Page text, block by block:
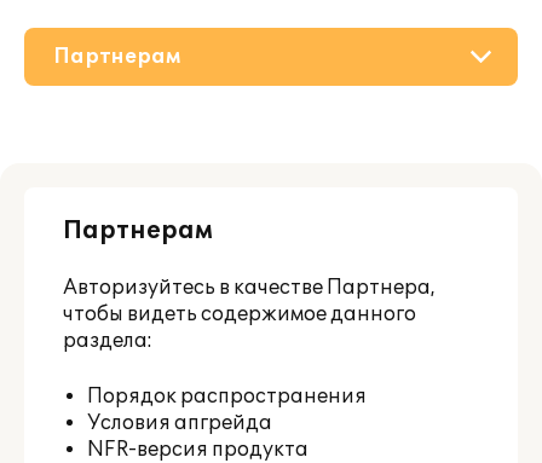
Дополнения
Поддержка
Материалы
Партнерам
Партнерам
Авторизуйтесь в качестве Партнера,
чтобы видеть содержимое данного
раздела:
Порядок распространения
Условия апгрейда
NFR-версия продукта